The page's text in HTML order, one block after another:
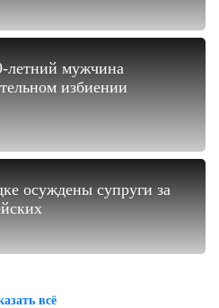
летний мужчина
избиении
осуждены супруги за
всё